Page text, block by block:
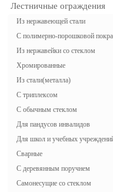
Лестничные ограждения
Из нержавеющей стали
С полимерно-порошковой
Из нержавейки со стеклом
Хромированные
Из стали(металла)
С триплексом
С обычным стеклом
Для пандусов инвалидов
Для школ и учебных
Сварные
С деревянным поручнем
Самонесущие со стеклом